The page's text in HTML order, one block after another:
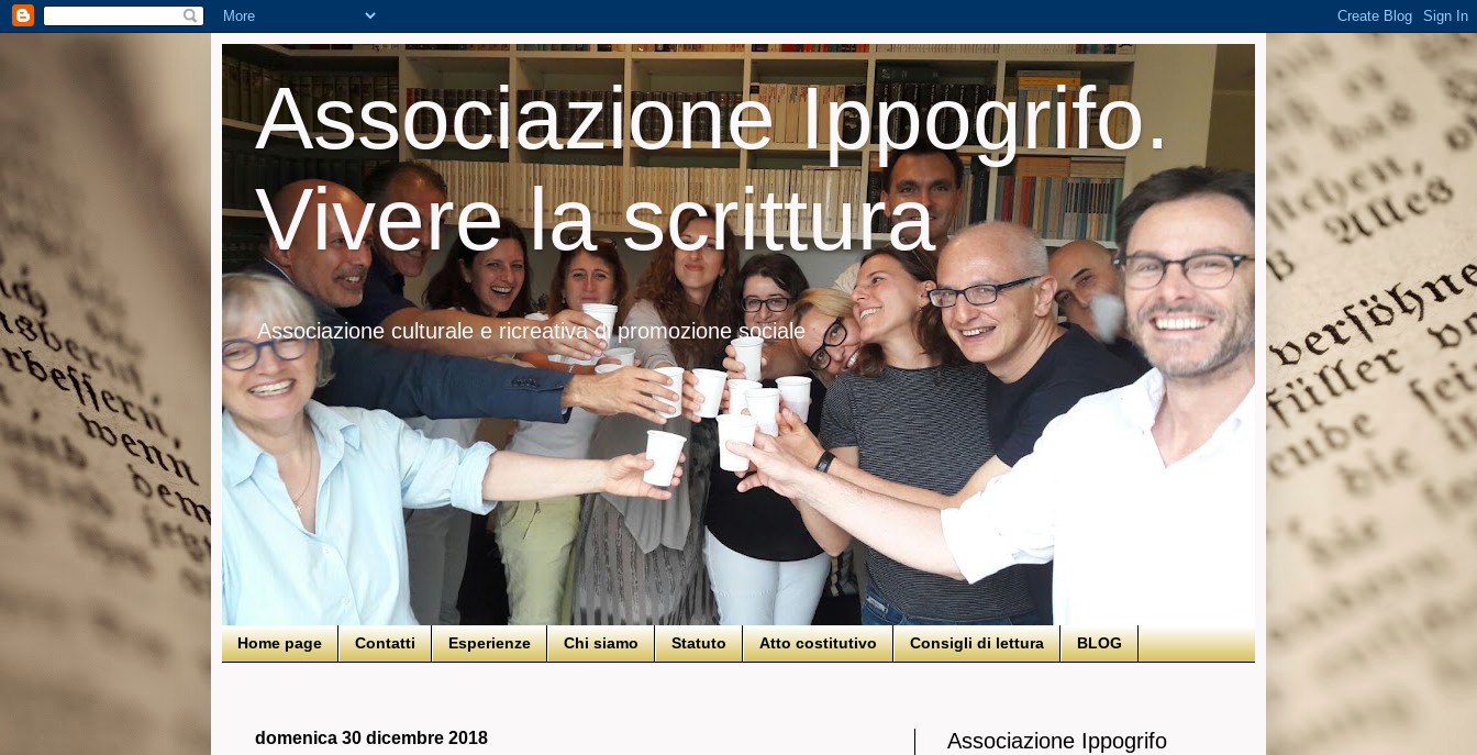
Associazione Ippogrifo.
Vivere la scrittura
Associazione culturale e ricreativa di promozione sociale
Home page Contatti Esperienze Chi siamo Statuto Atto costitutivo Consigli di lettura BLOG
domenica 30 dicembre 2018 Associazione Ippogrifo